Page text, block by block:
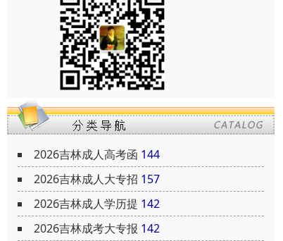
2026吉林成人高考函 144
2026吉林成人大专招 157
2026吉林成人学历提 142
2026吉林成考大专报 142